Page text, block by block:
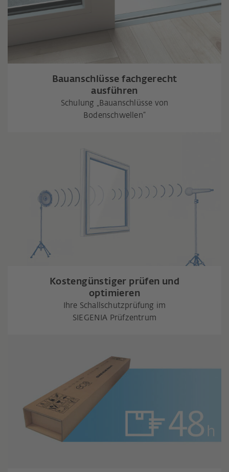
Bauanschlüsse fachgerecht
ausführen
Schulung „Bauanschlüsse von
Bodenschwellen“
Kostengünstiger prüfen und
optimieren
Ihre Schallschutzprüfung im
SIEGENIA Prüfzentrum